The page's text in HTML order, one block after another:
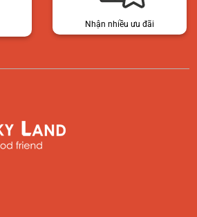
Nhận nhiều ưu đãi